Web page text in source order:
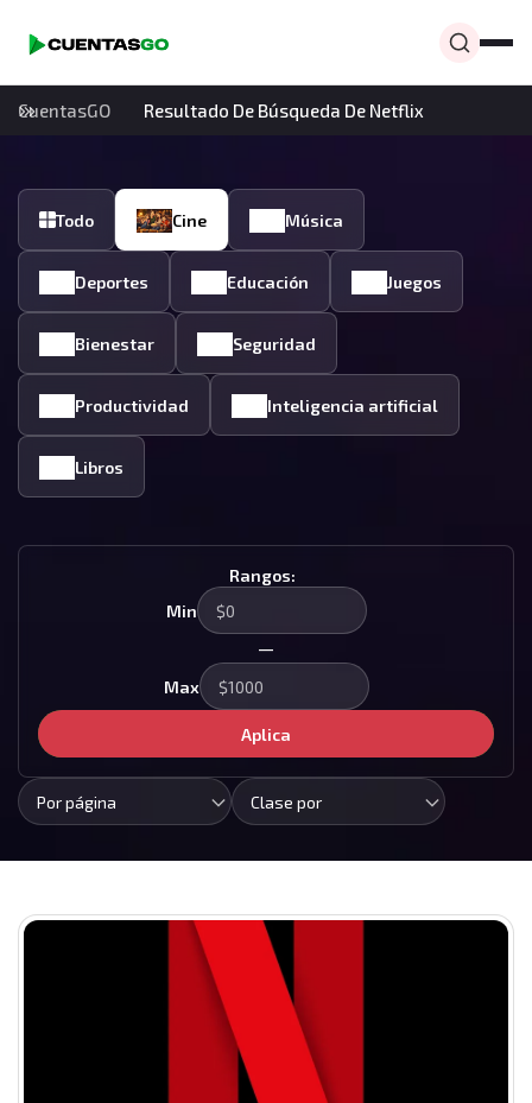
CuentasGO Resultado De Búsqueda De Netflix
Todo Cine Música
Deportes Educación Juegos
Bienestar Seguridad
Productividad Inteligencia artificial
Libros
Rangos:
Min
—
Max
Aplica
Por página Clase por